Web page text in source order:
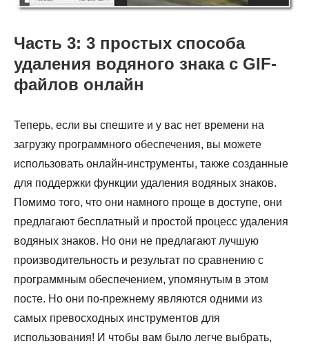
Часть 3: 3 простых способа
удаления водяного знака с GIF-
файлов онлайн
Теперь, если вы спешите и у вас нет времени на
загрузку программного обеспечения, вы можете
использовать онлайн-инструменты, также созданные
для поддержки функции удаления водяных знаков.
Помимо того, что они намного проще в доступе, они
предлагают бесплатный и простой процесс удаления
водяных знаков. Но они не предлагают лучшую
производительность и результат по сравнению с
программным обеспечением, упомянутым в этом
посте. Но они по-прежнему являются одними из
самых превосходных инструментов для
использования! И чтобы вам было легче выбрать,